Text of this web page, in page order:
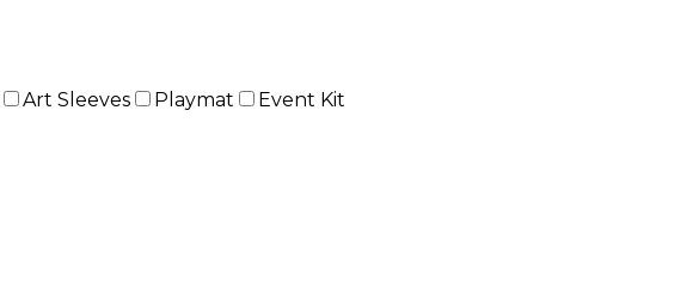
Art Sleeves Playmat Event Kit